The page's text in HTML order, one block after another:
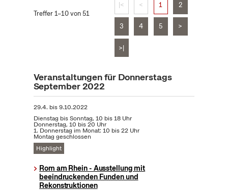
Treffer 1–10 von 51
|< < 1 2
3 4 5 >
>|
Veranstaltungen für Donnerstags
September 2022
29.4. bis9.10.2022
Dienstag bis Sonntag, 10 bis 18 Uhr
Donnerstag, 10 bis 20 Uhr
1. Donnerstag im Monat: 10 bis 22 Uhr
Montag geschlossen
Highlight
Rom am Rhein - Ausstellung mit
beeindruckenden Funden und
Rekonstruktionen